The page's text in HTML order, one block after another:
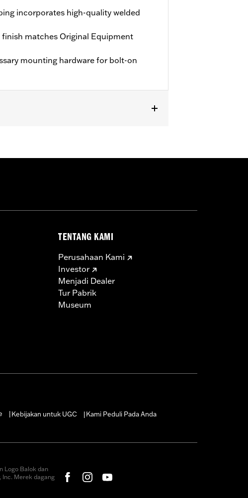
incorporates high-quality welded
finish matches Original Equipment
mounting hardware for bolt-on
TENTANG KAMI
Perusahaan Kami
Investor
Menjadi Dealer
Tur Pabrik
Museum
Kebijakan untuk UGC Kami Peduli Pada Anda
Logo Balok dan
Inc. Merek dagang